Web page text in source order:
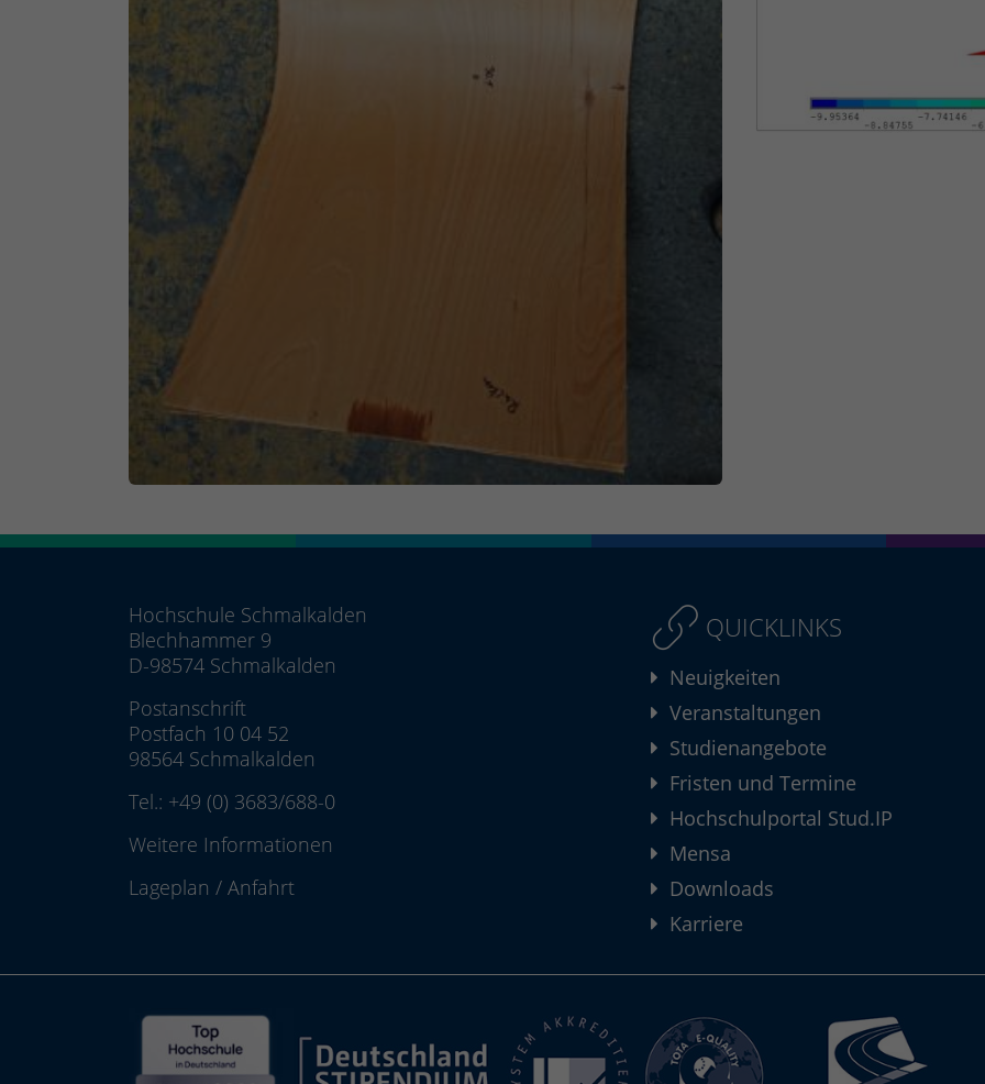
Hochschule Schmalkalden
Blechhammer 9
D-98574 Schmalkalden
Postanschrift
Postfach 10 04 52
98564 Schmalkalden
Tel.: +49 (0) 3683/688-0
Weitere Informationen
Lageplan / Anfahrt
QUICKLINKS
Neuigkeiten
Veranstaltungen
Studienangebote
Fristen und Termine
Hochschulportal Stud.IP
Mensa
Downloads
Karriere